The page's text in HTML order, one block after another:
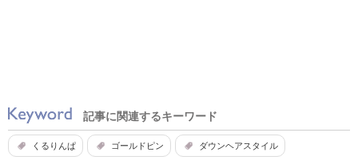
記事に関連するキーワード
くるりんぱ ゴールドピン ダウンヘアスタイル